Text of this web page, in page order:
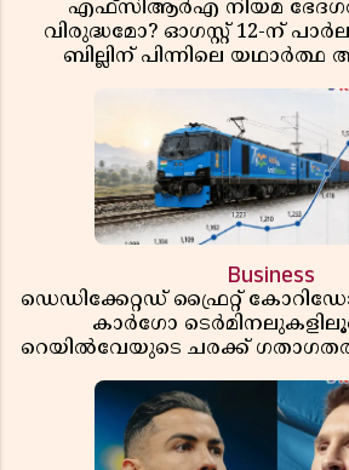
എഫ്സിആർഎ നിയമ
വിരുദ്ധമോ? ഓഗസ്റ്റ് 12-ന്
ബില്ലിന് പിന്നിലെ
Business
ഡെഡിക്കേറ്റഡ് ഫ്രൈറ്റ്
കാർഗോ
റെയിൽവേയുടെ ചരക്ക്